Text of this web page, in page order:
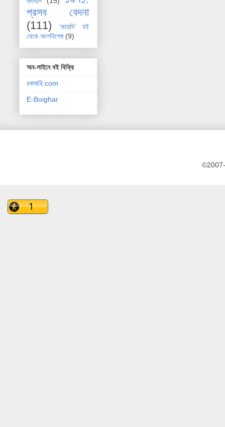
প্রসব বেদনা
(111)
‘কয়েদি’ বই
থেকে অংশবিশেষ (9)
অন-লাইনে বই বিক্রি
রকমারি.com
E-Boighar